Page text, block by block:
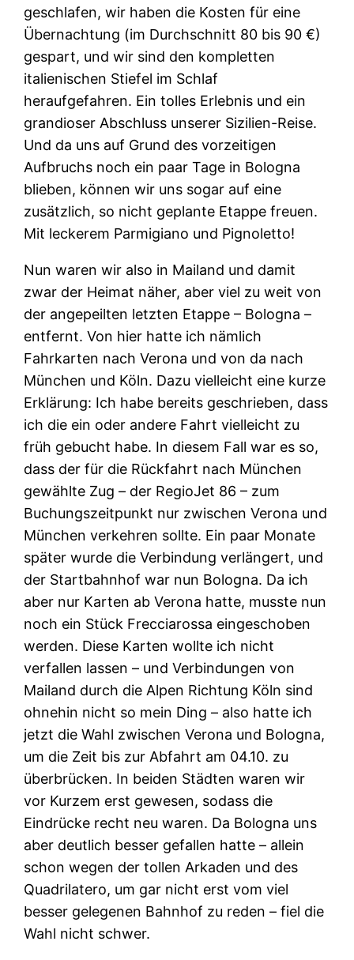
geschlafen, wir haben die Kosten für eine
Übernachtung (im Durchschnitt 80 bis 90 €)
gespart, und wir sind den kompletten
italienischen Stiefel im Schlaf
heraufgefahren. Ein tolles Erlebnis und ein
grandioser Abschluss unserer Sizilien-Reise.
Und da uns auf Grund des vorzeitigen
Aufbruchs noch ein paar Tage in Bologna
blieben, können wir uns sogar auf eine
zusätzlich, so nicht geplante Etappe freuen.
Mit leckerem Parmigiano und Pignoletto!
Nun waren wir also in Mailand und damit
zwar der Heimat näher, aber viel zu weit von
der angepeilten letzten Etappe – Bologna –
entfernt. Von hier hatte ich nämlich
Fahrkarten nach Verona und von da nach
München und Köln. Dazu vielleicht eine kurze
Erklärung: Ich habe bereits geschrieben, dass
ich die ein oder andere Fahrt vielleicht zu
früh gebucht habe. In diesem Fall war es so,
dass der für die Rückfahrt nach München
gewählte Zug – der RegioJet 86 – zum
Buchungszeitpunkt nur zwischen Verona und
München verkehren sollte. Ein paar Monate
später wurde die Verbindung verlängert, und
der Startbahnhof war nun Bologna. Da ich
aber nur Karten ab Verona hatte, musste nun
noch ein Stück Frecciarossa eingeschoben
werden. Diese Karten wollte ich nicht
verfallen lassen – und Verbindungen von
Mailand durch die Alpen Richtung Köln sind
ohnehin nicht so mein Ding – also hatte ich
jetzt die Wahl zwischen Verona und Bologna,
um die Zeit bis zur Abfahrt am 04.10. zu
überbrücken. In beiden Städten waren wir
vor Kurzem erst gewesen, sodass die
Eindrücke recht neu waren. Da Bologna uns
aber deutlich besser gefallen hatte – allein
schon wegen der tollen Arkaden und des
Quadrilatero, um gar nicht erst vom viel
besser gelegenen Bahnhof zu reden – fiel die
Wahl nicht schwer.